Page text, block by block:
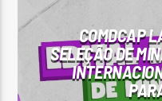
COMDCAP
SELEÇÃO DE